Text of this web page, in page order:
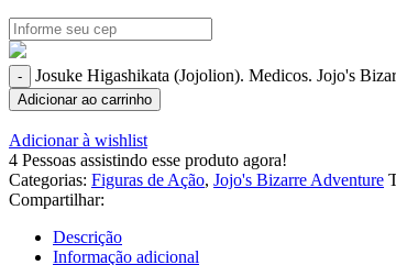
Josuke Higashikata (Jojolion). Medicos. Jojo's
Adicionar ao carrinho
Adicionar à wishlist
4 Pessoas assistindo esse produto agora!
Categorias: Figuras de Ação, Jojo's Bizarre Adventure
Compartilhar:
Descrição
Informação adicional